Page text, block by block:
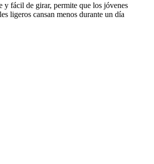
y fácil de girar, permite que los jóvenes
ligeros cansan menos durante un día